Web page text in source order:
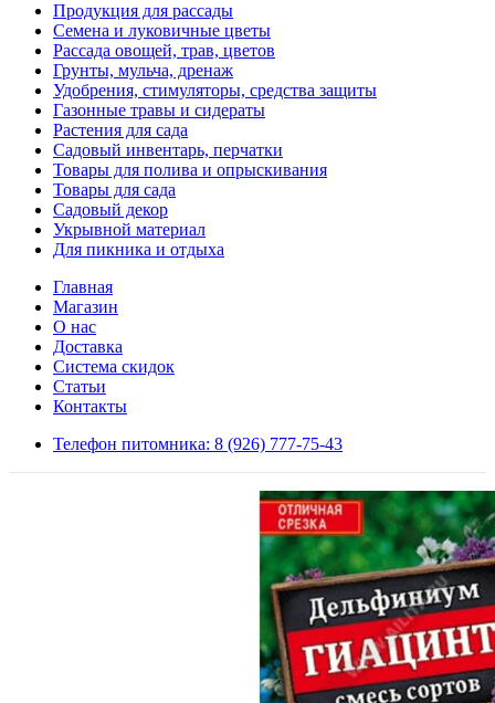
Продукция для рассады
Семена и луковичные цветы
Рассада овощей, трав, цветов
Грунты, мульча, дренаж
Удобрения, стимуляторы, средства защиты
Газонные травы и сидераты
Растения для сада
Садовый инвентарь, перчатки
Товары для полива и опрыскивания
Товары для сада
Садовый декор
Укрывной материал
Для пикника и отдыха
Главная
Магазин
О нас
Доставка
Система скидок
Статьи
Контакты
Телефон питомника: 8 (926) 777-75-43